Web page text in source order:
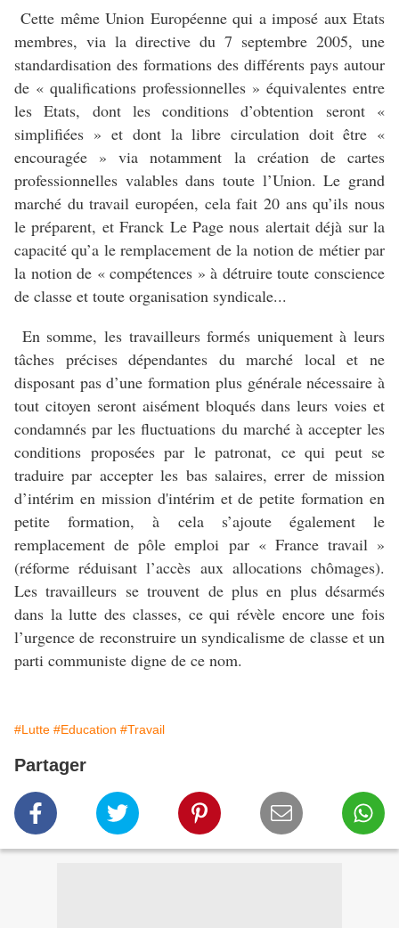
Cette même Union Européenne qui a imposé aux Etats
membres, via la directive du 7 septembre 2005, une
standardisation des formations des différents pays autour
de « qualifications professionnelles » équivalentes entre
les Etats, dont les conditions d’obtention seront «
simplifiées »et dont la libre circulation doit être «
encouragée » via notamment la création de cartes
professionnelles valables dans toute l’Union. Le grand
marché du travail européen, cela fait 20 ans qu’ils nous
le préparent, et Franck Le Page nous alertait déjà sur la
capacité qu’a le remplacement de la notion de métier par
la notion de « compétences » à détruire toute conscience
de classe et toute organisation syndicale...
En somme, les travailleurs formés uniquement à leurs
tâches précises dépendantes du marché local et ne
disposant pas d’une formation plus générale nécessaire à
tout citoyen seront aisément bloqués dans leurs voies et
condamnés par les fluctuations du marché à accepter les
conditions proposées par le patronat, ce qui peut se
traduire par accepter les bas salaires, errer de mission
d’intérim en mission d'intérim et de petite formation en
petite formation, à cela s’ajoute également le
remplacement de pôle emploi par « France travail »
(réforme réduisant l’accès aux allocations chômages).
Les travailleurs se trouvent de plus en plus désarmés
dans la lutte des classes, ce qui révèle encore une fois
l’urgence de reconstruire un syndicalisme de classe et un
parti communiste digne de ce nom.
#Lutte #Education #Travail
Partager